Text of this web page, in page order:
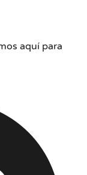
aquí para